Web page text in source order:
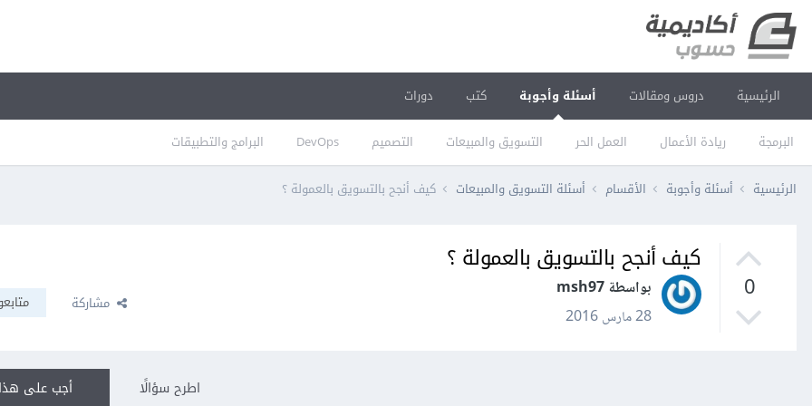
الرئيسية دروس ومقالات أسئلة وأجوبة
البرمجة ريادة الأعمال العمل الحر التسويق والمبيعات التصميم DevOps البرامج والتطبيقات
كتب دورات
الرئيسية أسئلة وأجوبة الأقسام أسئلة التسويق والمبيعات كيف أنجح بالتسويق بالعمولة ؟
0
كيف أنجح بالتسويق بالعمولة ؟
بواسطة msh97
28 مارس 2016
مشاركة
أجب على اطرح سؤالًا